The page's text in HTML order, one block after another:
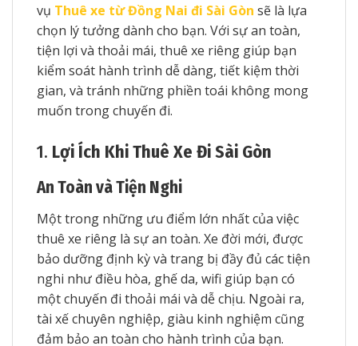
vụ Thuê xe từ Đồng Nai đi Sài Gòn sẽ là lựa
chọn lý tưởng dành cho bạn. Với sự an toàn,
tiện lợi và thoải mái, thuê xe riêng giúp bạn
kiểm soát hành trình dễ dàng, tiết kiệm thời
gian, và tránh những phiền toái không mong
muốn trong chuyến đi.
1. Lợi Ích Khi Thuê Xe Đi Sài Gòn
An Toàn và Tiện Nghi
Một trong những ưu điểm lớn nhất của việc
thuê xe riêng là sự an toàn. Xe đời mới, được
bảo dưỡng định kỳ và trang bị đầy đủ các tiện
nghi như điều hòa, ghế da, wifi giúp bạn có
một chuyến đi thoải mái và dễ chịu. Ngoài ra,
tài xế chuyên nghiệp, giàu kinh nghiệm cũng
đảm bảo an toàn cho hành trình của bạn.